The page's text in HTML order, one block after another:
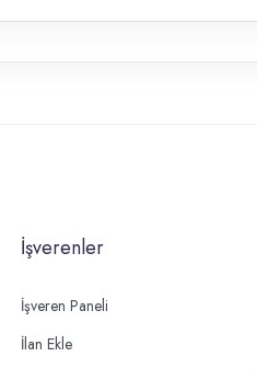
İşverenler
İşveren Paneli
İlan Ekle